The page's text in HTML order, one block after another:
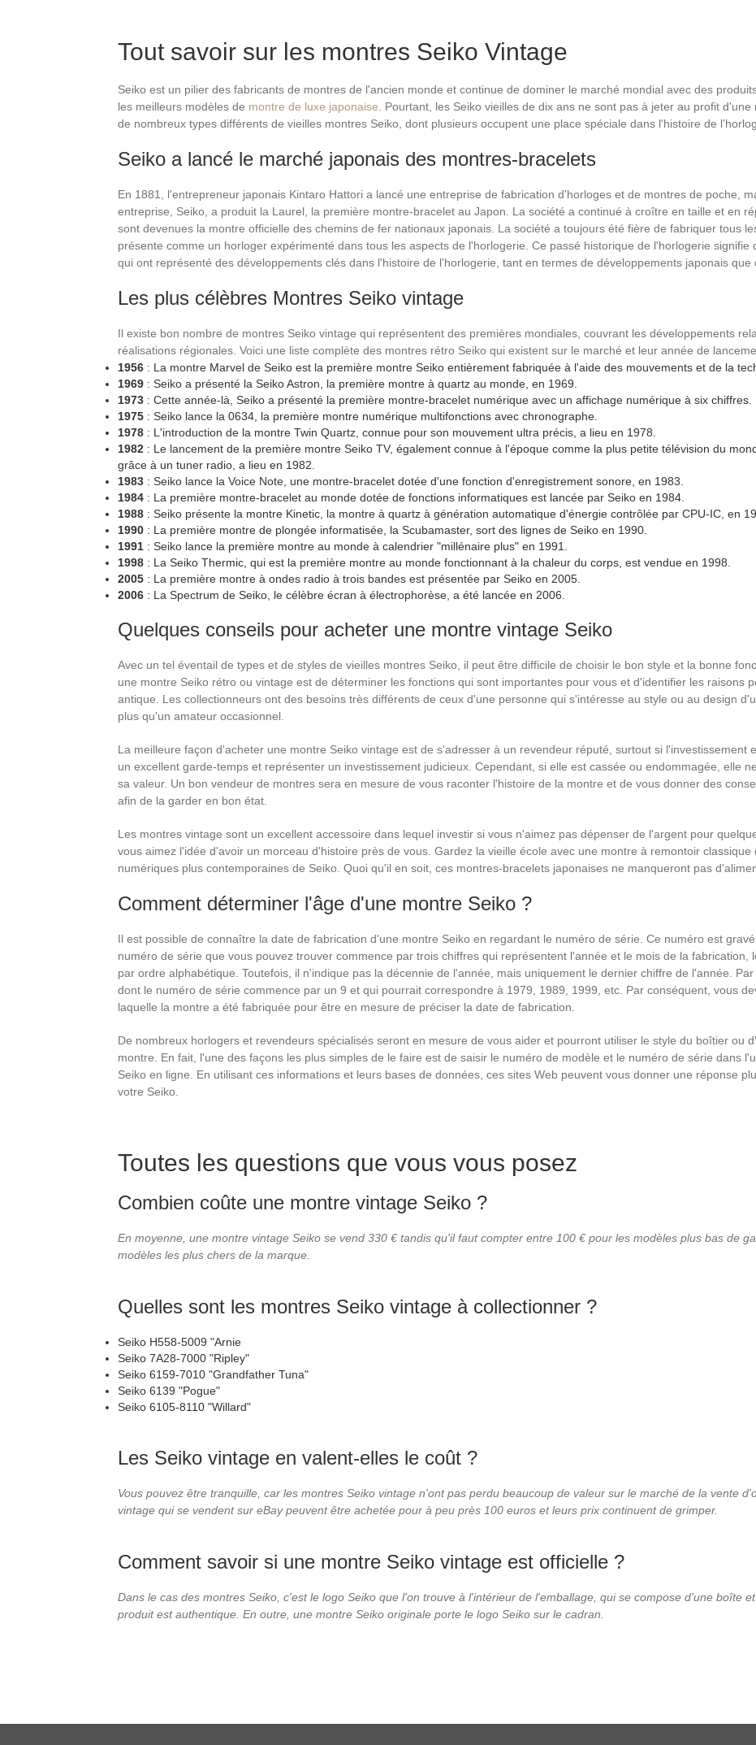
Tout savoir sur les montres Seiko Vintage
Seiko est un pilier des fabricants de montres de l'ancien monde et continue de dominer le marché mondial avec des
les meilleurs modèles de montre de luxe japonaise. Pourtant, les Seiko vieilles de dix ans ne sont pas à jeter au profit
de nombreux types différents de vieilles montres Seiko, dont plusieurs occupent une place spéciale dans l'histoire de
Seiko a lancé le marché japonais des montres-bracelets
En 1881, l'entrepreneur japonais Kintaro Hattori a lancé une entreprise de fabrication d'horloges et de montres de poche,
entreprise, Seiko, a produit la Laurel, la première montre-bracelet au Japon. La société a continué à croître en taille et en
sont devenues la montre officielle des chemins de fer nationaux japonais. La société a toujours été fière de fabriquer tous
présente comme un horloger expérimenté dans tous les aspects de l'horlogerie. Ce passé historique de l'horlogerie signifie
qui ont représenté des développements clés dans l'histoire de l'horlogerie, tant en termes de développements japonais que
Les plus célèbres Montres Seiko vintage
Il existe bon nombre de montres Seiko vintage qui représentent des premières mondiales, couvrant les développements
réalisations régionales. Voici une liste complète des montres rétro Seiko qui existent sur le marché et leur année de
1956 : La montre Marvel de Seiko est la première montre Seiko entièrement fabriquée à l'aide des mouvements et de la
1969 : Seiko a présenté la Seiko Astron, la première montre à quartz au monde, en 1969.
1973 : Cette année-là, Seiko a présenté la première montre-bracelet numérique avec un affichage numérique à six chiffres.
1975 : Seiko lance la 0634, la première montre numérique multifonctions avec chronographe.
1978 : L'introduction de la montre Twin Quartz, connue pour son mouvement ultra précis, a lieu en 1978.
1982 : Le lancement de la première montre Seiko TV, également connue à l'époque comme la plus petite télévision du
grâce à un tuner radio, a lieu en 1982.
1983 : Seiko lance la Voice Note, une montre-bracelet dotée d'une fonction d'enregistrement sonore, en 1983.
1984 : La première montre-bracelet au monde dotée de fonctions informatiques est lancée par Seiko en 1984.
1988 : Seiko présente la montre Kinetic, la montre à quartz à génération automatique d'énergie contrôlée par CPU-IC, en
1990 : La première montre de plongée informatisée, la Scubamaster, sort des lignes de Seiko en 1990.
1991 : Seiko lance la première montre au monde à calendrier "millénaire plus" en 1991.
1998 : La Seiko Thermic, qui est la première montre au monde fonctionnant à la chaleur du corps, est vendue en 1998.
2005 : La première montre à ondes radio à trois bandes est présentée par Seiko en 2005.
2006 : La Spectrum de Seiko, le célèbre écran à électrophorèse, a été lancée en 2006.
Quelques conseils pour acheter une montre vintage Seiko
Avec un tel éventail de types et de styles de vieilles montres Seiko, il peut être difficile de choisir le bon style et la bonne
une montre Seiko rétro ou vintage est de déterminer les fonctions qui sont importantes pour vous et d'identifier les raisons
antique. Les collectionneurs ont des besoins très différents de ceux d'une personne qui s'intéresse au style ou au design
plus qu'un amateur occasionnel.
La meilleure façon d'acheter une montre Seiko vintage est de s'adresser à un revendeur réputé, surtout si l'investissement
un excellent garde-temps et représenter un investissement judicieux. Cependant, si elle est cassée ou endommagée, elle
sa valeur. Un bon vendeur de montres sera en mesure de vous raconter l'histoire de la montre et de vous donner des
afin de la garder en bon état.
Les montres vintage sont un excellent accessoire dans lequel investir si vous n'aimez pas dépenser de l'argent pour
vous aimez l'idée d'avoir un morceau d'histoire près de vous. Gardez la vieille école avec une montre à remontoir
numériques plus contemporaines de Seiko. Quoi qu'il en soit, ces montres-bracelets japonaises ne manqueront pas
Comment déterminer l'âge d'une montre Seiko ?
Il est possible de connaître la date de fabrication d'une montre Seiko en regardant le numéro de série. Ce numéro est
numéro de série que vous pouvez trouver commence par trois chiffres qui représentent l'année et le mois de la fabrication,
par ordre alphabétique. Toutefois, il n'indique pas la décennie de l'année, mais uniquement le dernier chiffre de l'année.
dont le numéro de série commence par un 9 et qui pourrait correspondre à 1979, 1989, 1999, etc. Par conséquent, vous
laquelle la montre a été fabriquée pour être en mesure de préciser la date de fabrication.
De nombreux horlogers et revendeurs spécialisés seront en mesure de vous aider et pourront utiliser le style du boîtier ou
montre. En fait, l'une des façons les plus simples de le faire est de saisir le numéro de modèle et le numéro de série dans
Seiko en ligne. En utilisant ces informations et leurs bases de données, ces sites Web peuvent vous donner une réponse
votre Seiko.
Toutes les questions que vous vous posez
Combien coûte une montre vintage Seiko ?
En moyenne, une montre vintage Seiko se vend 330 € tandis qu'il faut compter entre 100 € pour les modèles plus bas de
modèles les plus chers de la marque.
Quelles sont les montres Seiko vintage à collectionner ?
Seiko H558-5009 "Arnie
Seiko 7A28-7000 "Ripley"
Seiko 6159-7010 "Grandfather Tuna"
Seiko 6139 "Pogue"
Seiko 6105-8110 "Willard"
Les Seiko vintage en valent-elles le coût ?
Vous pouvez être tranquille, car les montres Seiko vintage n'ont pas perdu beaucoup de valeur sur le marché de la vente
vintage qui se vendent sur eBay peuvent être achetée pour à peu près 100 euros et leurs prix continuent de grimper.
Comment savoir si une montre Seiko vintage est officielle ?
Dans le cas des montres Seiko, c'est le logo Seiko que l'on trouve à l'intérieur de l'emballage, qui se compose d'une boîte
produit est authentique. En outre, une montre Seiko originale porte le logo Seiko sur le cadran.